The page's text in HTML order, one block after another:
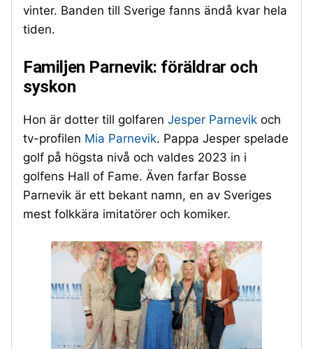
vinter. Banden till Sverige fanns ändå kvar hela
tiden.
Familjen Parnevik: föräldrar och
syskon
Hon är dotter till golfaren Jesper Parnevik och
tv-profilen Mia Parnevik. Pappa Jesper spelade
golf på högsta nivå och valdes 2023 in i
golfens Hall of Fame. Även farfar Bosse
Parnevik är ett bekant namn, en av Sveriges
mest folkkära imitatörer och komiker.